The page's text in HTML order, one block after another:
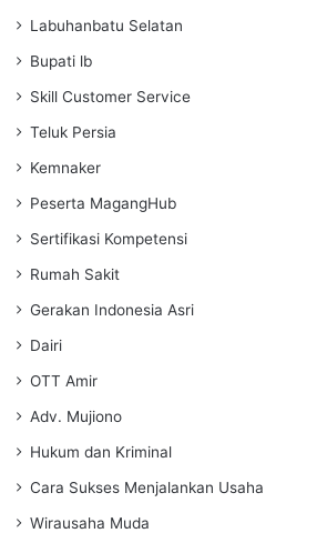
Labuhanbatu Selatan
Bupati lb
Skill Customer Service
Teluk Persia
Kemnaker
Peserta MagangHub
Sertifikasi Kompetensi
Rumah Sakit
Gerakan Indonesia Asri
Dairi
OTT Amir
Adv. Mujiono
Hukum dan Kriminal
Cara Sukses Menjalankan Usaha
Wirausaha Muda